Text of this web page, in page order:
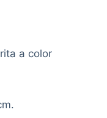
a color